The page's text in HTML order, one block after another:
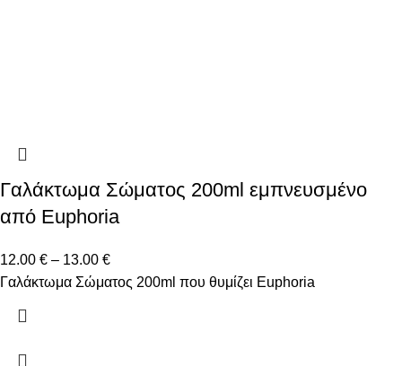
Γαλάκτωμα Σώματος 200ml εμπνευσμένο
από Euphoria
12.00 € – 13.00 €
Γαλάκτωμα Σώματος 200ml που θυμίζει Euphoria